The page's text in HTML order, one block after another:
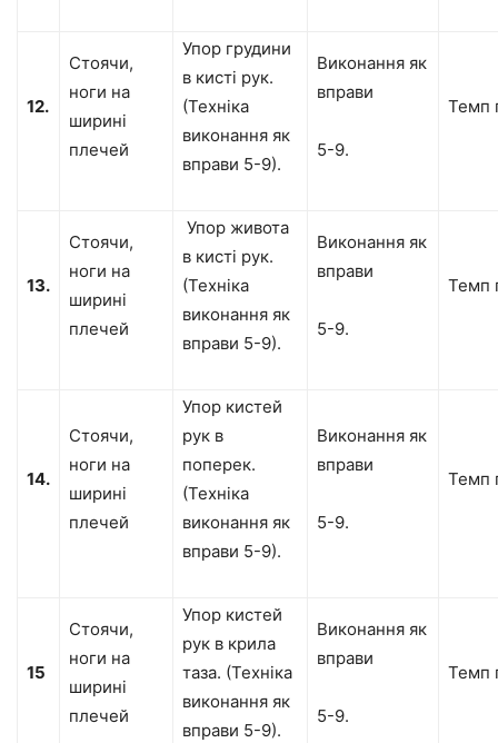
12.
Стоячи,
ноги на
ширині
плечей
Упор грудини
в кисті рук.
(Техніка
виконання як
вправи 5-9).
Виконання як
вправи
5-9.
Темп
13.
Стоячи,
ноги на
ширині
плечей
Упор живота
в кисті рук.
(Техніка
виконання як
вправи 5-9).
Виконання як
вправи
5-9.
Темп
14.
Стоячи,
ноги на
ширині
плечей
Упор кистей
рук в
поперек.
(Техніка
виконання як
вправи 5-9).
Виконання як
вправи
5-9.
Темп
15
Стоячи,
ноги на
ширині
плечей
Упор кистей
рук в крила
таза. (Техніка
виконання як
вправи 5-9).
Виконання як
вправи
5-9.
Темп